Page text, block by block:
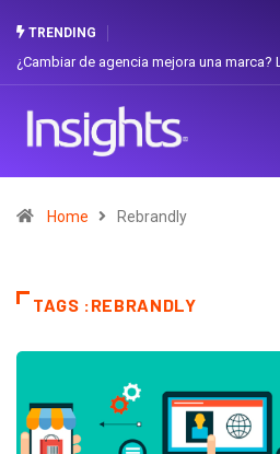
TRENDING
¿Cambiar de agencia mejora una
Home Rebrandly
TAGS :REBRANDLY